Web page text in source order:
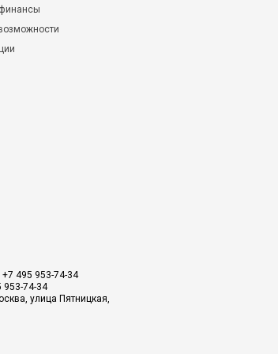
+7 495 953-74-34
953-74-34
улица Пятницкая,